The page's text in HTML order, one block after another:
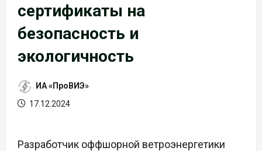
сертификаты на
безопасность и
экологичность
ИА «ПроВИЭ»
17.12.2024
Разработчик оффшорной ветроэнергетики